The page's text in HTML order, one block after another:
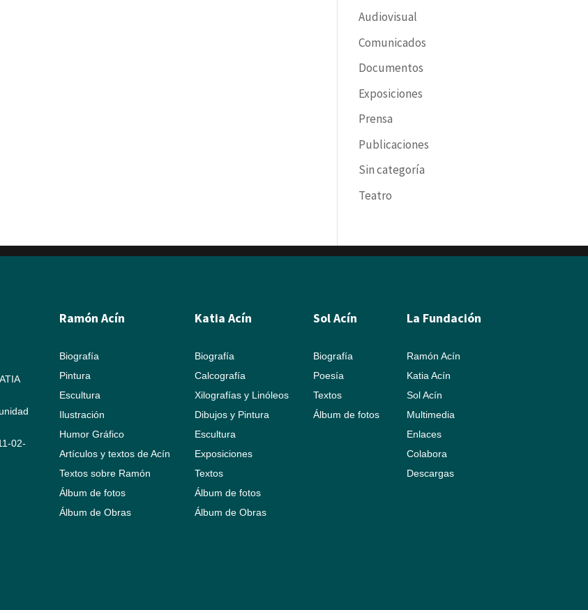
Audiovisual
Comunicados
Documentos
Exposiciones
Prensa
Publicaciones
Sin categoría
Teatro
02-
Ramón Acín
Biografía
Pintura
Escultura
Ilustración
Humor Gráfico
Artículos y textos de Acín
Textos sobre Ramón
Álbum de fotos
Álbum de Obras
Katia Acín
Biografía
Calcografía
Xilografías y Linóleos
Dibujos y Pintura
Escultura
Exposiciones
Textos
Álbum de fotos
Álbum de Obras
Sol Acín
Biografía
Poesía
Textos
Álbum de fotos
La Fundación
Ramón Acín
Katia Acín
Sol Acín
Multimedia
Enlaces
Colabora
Descargas